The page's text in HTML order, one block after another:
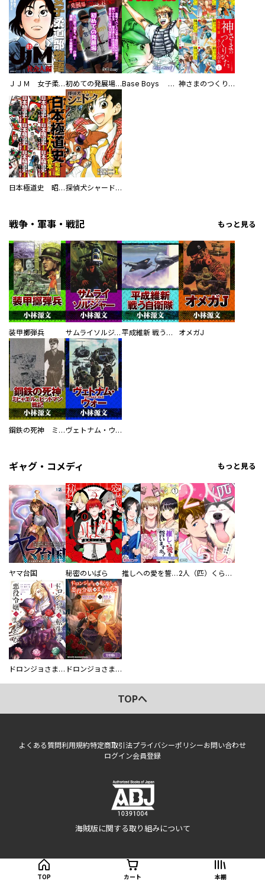
ＪＪＭ 女子柔道部物語 社会人編 初めての発展場 【白抜き修正版】 Base Boys 新装版 神さまのつくりかた。スーパー大合本
日本極道史 昭和編 スーパー大合本 探偵犬シャードック（新装版）
戦争・軍事・戦記 もっと見る
装甲擲弾兵 サムライソルジャー SAMURAI SOLDIER 平成維新 戦う自衛隊 オメガJ
鋼鉄の死神 ミヒャエル・ビットマン戦記 ヴェトナム・ウォー VIETNAM WAR
ギャグ・コメディ もっと見る
ヤマ台国 秘密のいばら 推しへの愛を誓いますか？～アラサー女子、推しは逃げぬが人生逃げる～ 2人（匹）くらし。
ドロンジョさまは転生しても悪役令嬢のままだった ドロンジョさまは転生しても悪役令嬢のままだった【分冊版】
TOPへ
よくある質問利用規約特定商取引法プライバシーポリシーお問い合わせ
ログイン会員登録
海賊版に関する取り組みについて
TOP カート 本棚